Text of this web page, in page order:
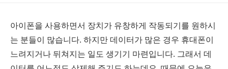
아이폰을 사용하면서 장치가 유창하게 작동되기를 원하시
는 분들이 많습니다. 하지만 데이터가 많은 경우 휴대폰이
느려지거나 뒤쳐지는 일도 생기기 마련입니다. 그래서 데